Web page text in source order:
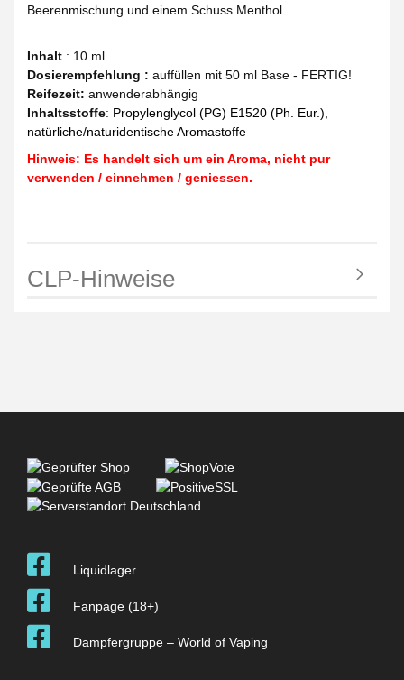
Beerenmischung und einem Schuss Menthol.
Inhalt : 10 ml
Dosierempfehlung : auffüllen mit 50 ml Base - FERTIG!
Reifezeit: anwenderabhängig
Inhaltsstoffe: Propylenglycol (PG) E1520 (Ph. Eur.),
natürliche/naturidentische Aromastoffe
Hinweis: Es handelt sich um ein Aroma, nicht pur
verwenden / einnehmen / geniessen.
CLP-Hinweise
Liquidlager
Fanpage (18+)
Dampfergruppe – World of Vaping